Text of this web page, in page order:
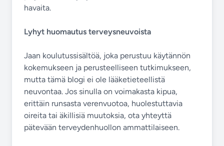
havaita.
Lyhyt huomautus terveysneuvoista
Jaan koulutussisältöä, joka perustuu käytännön
kokemukseen ja perusteelliseen tutkimukseen,
mutta tämä blogi ei ole lääketieteellistä
neuvontaa. Jos sinulla on voimakasta kipua,
erittäin runsasta verenvuotoa, huolestuttavia
oireita tai äkillisiä muutoksia, ota yhteyttä
pätevään terveydenhuollon ammattilaiseen.